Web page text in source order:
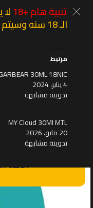
18?
to view page. Please
OLDER
تنبية هام +18
الـ 18 سنه وسيتم التأكد من السن قبل إرسال الشحنة
مرتبط
30ML 18NIC
4 يناير، 2024
تدوينة مشابهة
MY Cloud 30Ml MTL
20 مايو، 2026
تدوينة مشابهة
E-Liquid
Liquid